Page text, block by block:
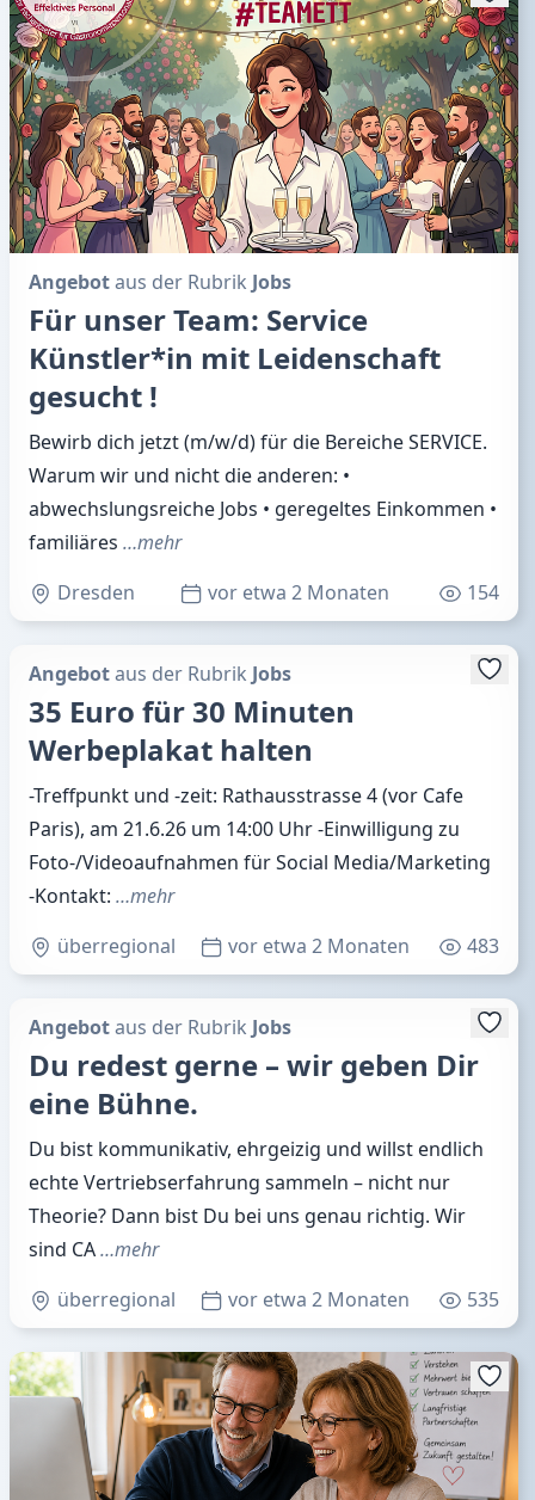
Angebotaus der Rubrik Jobs
Für unser Team: Service
Künstler*in mit Leidenschaft
gesucht !
Bewirb dich jetzt (m/w/d) für die Bereiche SERVICE.
Warum wir und nicht die anderen: •
abwechslungsreiche Jobs • geregeltes Einkommen •
familiäres …mehr
Dresden
vor etwa 2 Monaten 154
Angebotaus der Rubrik Jobs
35 Euro für 30 Minuten
Werbeplakat halten
-Treffpunkt und -zeit: Rathausstrasse 4 (vor Cafe
Paris), am 21.6.26 um 14:00 Uhr -Einwilligung zu
Foto-/Videoaufnahmen für Social Media/Marketing
-Kontakt: …mehr
überregional
vor etwa 2 Monaten 483
Angebotaus der Rubrik Jobs
Du redest gerne – wir geben Dir
eine Bühne.
Du bist kommunikativ, ehrgeizig und willst endlich
echte Vertriebserfahrung sammeln – nicht nur
Theorie? Dann bist Du bei uns genau richtig. Wir
sind CA…mehr
überregional
vor etwa 2 Monaten 535